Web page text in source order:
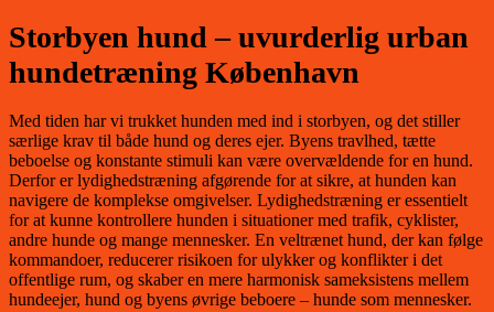
Storbyen hund – uvurderlig urban
hundetræning København
Med tiden har vi trukket hunden med ind i storbyen, og det stiller
særlige krav til både hund og deres ejer. Byens travlhed, tætte
beboelse og konstante stimuli kan være overvældende for en hund.
Derfor er lydighedstræning afgørende for at sikre, at hunden kan
navigere de komplekse omgivelser. Lydighedstræning er essentielt
for at kunne kontrollere hunden i situationer med trafik, cyklister,
andre hunde og mange mennesker. En veltrænet hund, der kan følge
kommandoer, reducerer risikoen for ulykker og konflikter i det
offentlige rum, og skaber en mere harmonisk sameksistens mellem
hundeejer, hund og byens øvrige beboere – hunde som mennesker.